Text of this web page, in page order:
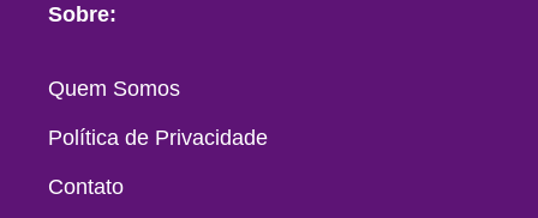
Sobre:
Quem Somos
Política de Privacidade
Contato